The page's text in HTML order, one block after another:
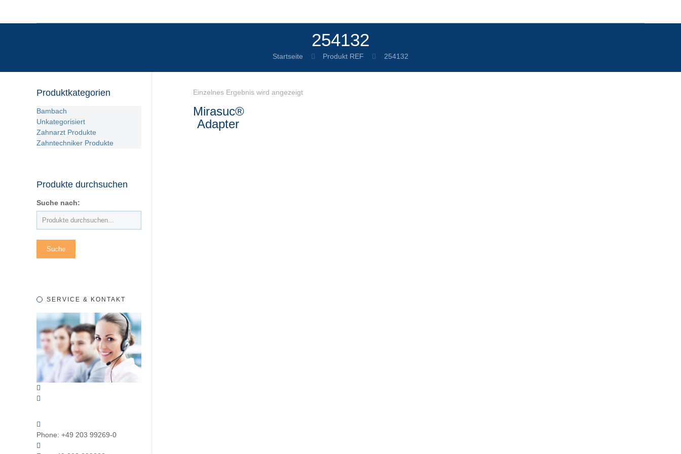
254132
Startseite Produkt REF 254132
Einzelnes Ergebnis wird angezeigt
Mirasuc®
Adapter
Produktkategorien
Bambach
Unkategorisiert
Zahnarzt Produkte
Zahntechniker Produkte
Produkte durchsuchen
Suche nach:
SERVICE & KONTAKT
Phone: +49 203 99269-0